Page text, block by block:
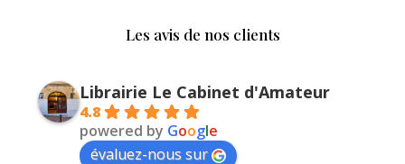
Les avis de nos clients
Librairie Le Cabinet d'Amateur
4.8
powered by Google
évaluez-nous sur